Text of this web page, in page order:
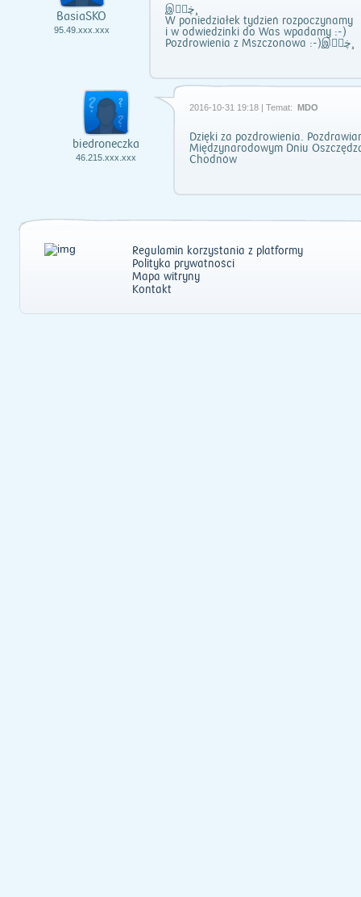
BasiaSKO
95.49.xxx.xxx
இڿڰۣ¸
W poniedziałek tydzień rozpoczynamy
i w odwiedzinki do Was wpadamy :-)
Pozdrowienia z Mszczonowa :-)இڿڰۣ¸
biedroneczka
46.215.xxx.xxx
2016-10-31 19:18 | Temat: MDO
Dzięki za pozdrowienia.
Międzynarodowym Dniu
Chodnów
Regulamin korzystania z platformy
Polityka prywatności
Mapa witryny
Kontakt